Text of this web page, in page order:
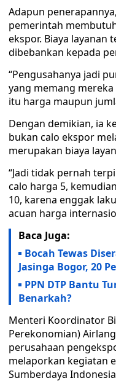
Adapun
pemerintah
ekspor. Biaya layanan
dibebankan kepada
“Pengusahanya jadi
yang memang
itu harga maupun
Dengan demikian, ia
bukan calo ekspor
merupakan biaya
“Jadi tidak pernah
calo harga 5,
10, karena enggak
acuan harga
Baca Juga:
Bocah Tewas
Jasinga Bogor, 20
PPN DTP Bantu
Benarkah?
Menteri Koordinator
Perekonomian)
perusahaan
melaporkan kegiatan
Sumberdaya